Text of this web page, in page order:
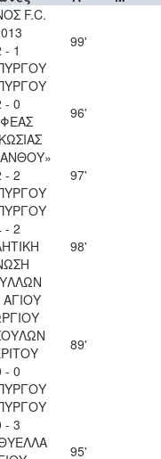
F.C.
- 1
99'
- 0
96'
- 2
97'
- 2
98'
- 0
89'
- 3
95'